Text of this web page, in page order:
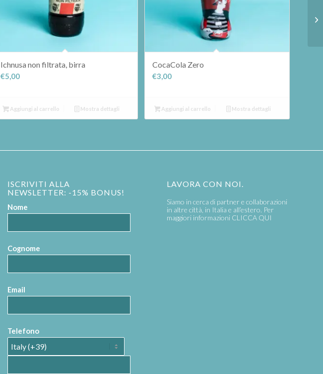
Ichnusa non filtrata, birra
€5,00
Aggiungi al carrello Mostra dettagli
CocaCola Zero
€3,00
Aggiungi al carrello Mostra dettagli
ISCRIVITI ALLA
NEWSLETTER: -15% BONUS!
Nome
Cognome
Email
Telefono
LAVORA CON NOI.
Siamo in cerca di partner e collaborazioni
in altre città, in Italia e all’estero. Per
maggiori informazioni CLICCA QUI